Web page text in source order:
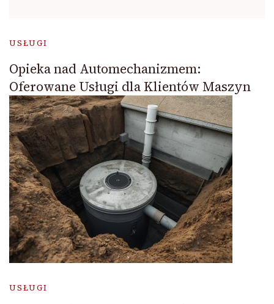
USŁUGI
Opieka nad Automechanizmem:
Oferowane Usługi dla Klientów Maszyn
USŁUGI